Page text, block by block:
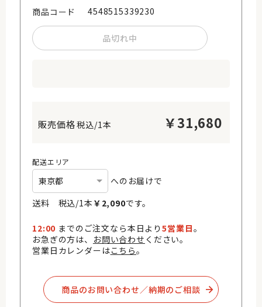
商品コード 4548515339230
品切れ中
税込/1本 ￥31,680
配送エリア
へのお届けで
送料 税込/1本 ￥ 2,090です。
12:00 までのご注文なら本日より5営業日。
お急ぎの方は、 お問い合わせ ください。
営業日カレンダーはこちら。
商品のお問い合わせ／納期のご相談​